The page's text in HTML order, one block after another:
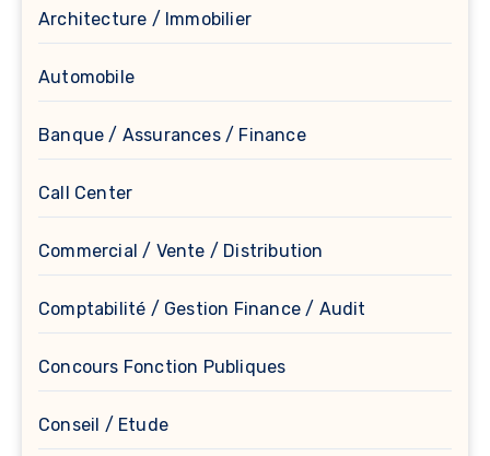
Architecture / Immobilier
Automobile
Banque / Assurances / Finance
Call Center
Commercial / Vente / Distribution
Comptabilité / Gestion Finance / Audit
Concours Fonction Publiques
Conseil / Etude